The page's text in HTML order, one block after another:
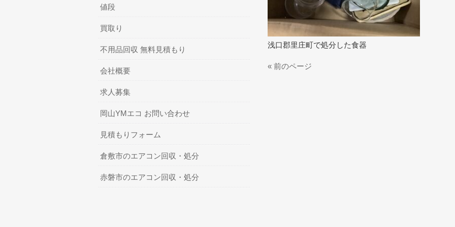
浅口郡里庄町で処分した食器
« 前のページ
値段
買取り
不用品回収 無料見積もり
会社概要
求人募集
岡山YMエコ お問い合わせ
見積もりフォーム
倉敷市のエアコン回収・処分
赤磐市のエアコン回収・処分